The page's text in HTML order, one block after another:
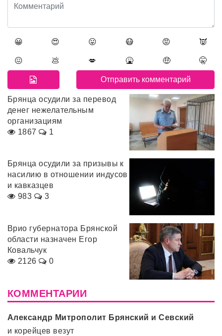
😀 😍 😛 😷 😡 👿
😖 💩 💋 🤮 🤑 🤫
Брянца осудили за перевод
денег нежелательным
организациям
1867
1
Брянца осудили за призывы к
насилию в отношении индусов
и кавказцев
983
3
Врио губернатора Брянской
области назначен Егор
Ковальчук
2126
0
КОММЕНТАРИИ
Александр Митрополит Брянский и Севский
и корейцев везут